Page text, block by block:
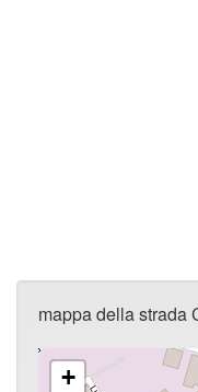
mappa della strada
+